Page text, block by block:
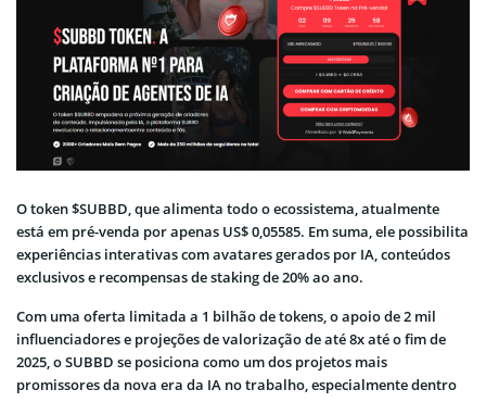
O token $SUBBD, que alimenta todo o ecossistema, atualmente
está em pré-venda por apenas US$ 0,05585. Em suma, ele possibilita
experiências interativas com avatares gerados por IA, conteúdos
exclusivos e recompensas de staking de 20% ao ano.
Com uma oferta limitada a 1 bilhão de tokens, o apoio de 2 mil
influenciadores e projeções de valorização de até 8x até o fim de
2025, o SUBBD se posiciona como um dos projetos mais
promissores da nova era da IA no trabalho, especialmente dentro